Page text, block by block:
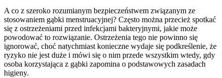
A co z szeroko rozumianym bezpieczeństwem związanym ze
stosowaniem gąbki menstruacyjnej? Często można przecież spotkać
się z ostrzeżeniami przed infekcjami bakteryjnymi, jakie może
powodować to rozwiązanie. Ostrzeżenia tego nie powinno się
ignorować, choć natychmiast konieczne wydaje się podkreślenie, że
ryzyko nie jest duże i mówi się o nim przede wszystkim wtedy, gdy
osoba korzystająca z gąbki zapomina o podstawowych zasadach
higieny.